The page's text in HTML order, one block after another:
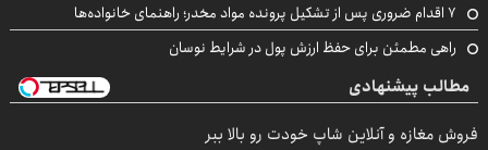
۷ اقدام ضروری پس از تشکیل پرونده مواد مخدر؛ راهنمای خانواده‌ها
راهی مطمئن برای حفظ ارزش پول در شرایط نوسان
مطالب پیشنهادی
فروش مغازه و آنلاین شاپ خودت رو بالا ببر